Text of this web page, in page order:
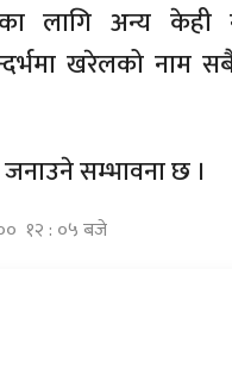
लागि अन्य
खरेलको नाम
सम्भावना छ ।
१२ : ०५ बजे